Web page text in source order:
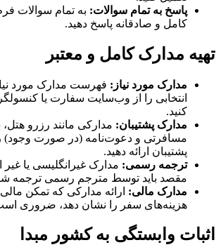
پاسخ به تمام سوالات: به تمام سوالات
کامل و صادقانه پاسخ دهید.
تهیه مدارک کامل و معتبر
مدارک مورد نیاز: فهرست مدارک مورد
انتخابی را از وب‌سایت سفارت یا
کنید.
مدارک پشتیبان: مدارکی مانند رزرو هتل،
مسافرتی و دعوت‌نامه (در صورت وجود)
پشتیبان ارائه دهید.
ترجمه رسمی: مدارک غیرانگلیسی یا غیر
مقصد باید توسط مترجم رسمی ترجمه
مدارک مالی: ارائه مدارکی که تمکن
هزینه‌های سفر را نشان دهد، ضروری
اثبات وابستگی به کشور مبدا